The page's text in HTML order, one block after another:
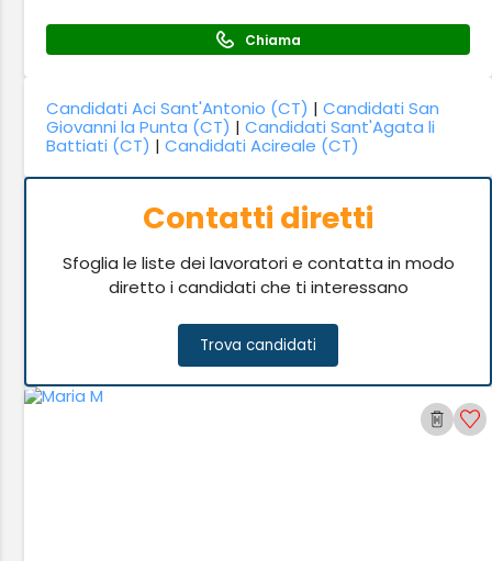
Chiama
Candidati Aci Sant'Antonio (CT) |Candidati San
Giovanni la Punta (CT) |Candidati Sant'Agata li
Battiati (CT) |Candidati Acireale (CT)
Contatti diretti
Sfoglia le liste dei lavoratori e contatta in modo
diretto i candidati che ti interessano
Trova candidati